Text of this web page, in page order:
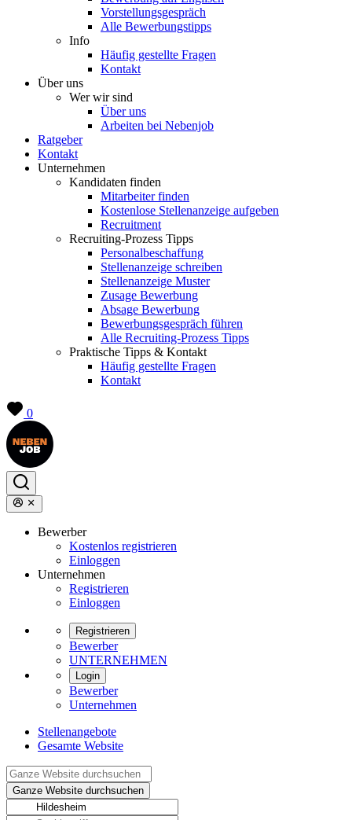
Vorstellungsgespräch
Alle Bewerbungstipps
Info
Häufig gestellte Fragen
Kontakt
Über uns
Wer wir sind
Über uns
Arbeiten bei Nebenjob
Ratgeber
Kontakt
Unternehmen
Kandidaten finden
Mitarbeiter finden
Kostenlose Stellenanzeige aufgeben
Recruitment
Recruiting-Prozess Tipps
Personalbeschaffung
Stellenanzeige schreiben
Stellenanzeige Muster
Zusage Bewerbung
Absage Bewerbung
Bewerbungsgespräch führen
Alle Recruiting-Prozess Tipps
Praktische Tipps & Kontakt
Häufig gestellte Fragen
Kontakt
0
Bewerber
Kostenlos registrieren
Einloggen
Unternehmen
Registrieren
Einloggen
Registrieren
Bewerber
UNTERNEHMEN
Login
Bewerber
Unternehmen
Stellenangebote
Gesamte Website